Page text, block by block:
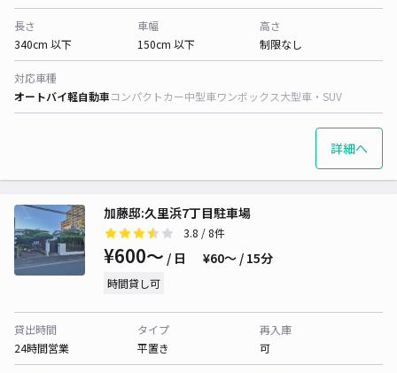
長さ
340cm 以下
車幅
150cm 以下
高さ
制限なし
対応車種
オートバイ軽自動車コンパクトカー中型車ワンボックス大型車・SUV
詳細へ
加藤邸:久里浜7丁目駐車場
3.8 / 8件
¥600〜 / 日 ¥60〜 / 15分
時間貸し可
貸出時間
24時間営業
タイプ
平置き
再入庫
可